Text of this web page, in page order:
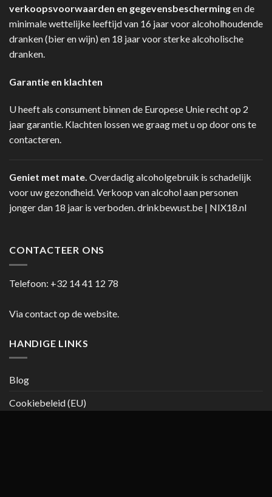
verkoopsvoorwaarden en gegevensbeschermingen de
minimale wettelijke leeftijd van 16 jaar voor alcoholhoudende
dranken (bier en wijn) en 18 jaar voor sterke alcoholische
dranken.
Garantie en klachten
U heeft als consument binnen de Europese Unie recht op 2
jaar garantie. Klachten lossen we graag met u op door ons te
contacteren.
Geniet met mate. Overdadig alcoholgebruik is schadelijk
voor uw gezondheid. Verkoop van alcohol aan personen
jonger dan 18 jaar is verboden.drinkbewust.be | NIX18.nl
CONTACTEER ONS
Telefoon: +32 14 41 12 78
Via contact op de website.
HANDIGE LINKS
Blog
Cookiebeleid (EU)